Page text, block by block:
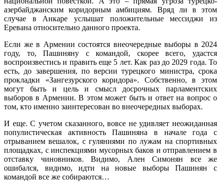
азербайджанским коридорным амбициям. Вряд ли в этом
случае в Анкаре услышат положительные мессиджи из
Еревана относительно данного проекта.
Если же в Армении состоятся внеочередные выборы в 2024
году, то, Пашиняну с командой, скорее всего, удастся
воспроизвестись и править еще 5 лет. Как раз до 2029 года. То
есть, до завершения, по версии турецкого министра, срока
прокладки «Зангезурского коридора». Собственно, в этом
могут быть и цель и смысл досрочных парламентских
выборов в Армении. В этом может быть и ответ на вопрос о
том, кто именно заинтересован во внеочередных выборах.
И еще. С учетом сказанного, вовсе не удивляет неожиданная
популистическая активность Пашиняна в начале года с
отрыванием вешалок, с гуляниями по лужам на спортивных
площадках, с инспекциями мусорных баков и отправлением в
отставку чиновников. Видимо, Ален Симонян все же
ошибался, видимо, идти на новые выборы Пашинян с
командой все же собираются…